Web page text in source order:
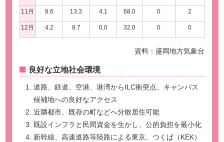
11月 8.6 13.3 4.1 68.0 0 2
12月 4.2 8.7 0.0 32.0 0 0
資料：盛岡地方気象台
良好な立地社会環境
道路、鉄道、空港、港湾からILC衝突点、キャンパス
候補地への良好なアクセス
近隣都市、既存の町などへ分散居住可能
既設インフラと民間資金を生かし、公的負担を最小化
新幹線、高速道路等陸路による東京、つくば（KEK）